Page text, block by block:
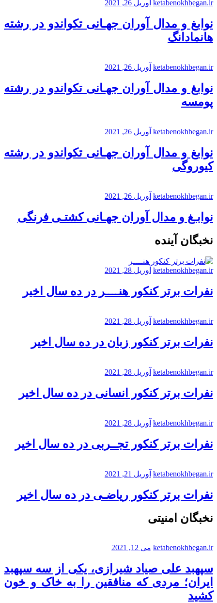
ketabenokhbegan.ir آوریل 26, 2021
نوابغ و مدال آوران جهـانی تکواندو در رشته
هانمادانگ
ketabenokhbegan.ir آوریل 26, 2021
نوابغ و مدال آوران جهـانی تکواندو در رشته
پومسه
ketabenokhbegan.ir آوریل 26, 2021
نوابغ و مدال آوران جهـانی تکواندو در رشته
کیوروگی
ketabenokhbegan.ir آوریل 26, 2021
نوابـغ و مدال آوران جهـانی کشتـی فرنگی
نخبگان آینده
ketabenokhbegan.ir آوریل 28, 2021
نفرات برتر کنکور هنــــر در ده سال اخیر
ketabenokhbegan.ir آوریل 28, 2021
نفرات برتر کنکور زبان در ده سال اخیر
ketabenokhbegan.ir آوریل 28, 2021
نفرات برتر کنکور انسانی در ده سال اخیر
ketabenokhbegan.ir آوریل 28, 2021
نفرات برتر کنکور تجــربی در ده سال اخیر
ketabenokhbegan.ir آوریل 21, 2021
نفرات برتر کنکور ریاضـی در ده سال اخیر
نخبگان امنیتی
ketabenokhbegan.ir می 12, 2021
سپهبد علی صیاد شیرازی، یکی از سه سپهبد
ایران؛ مردی که منافقین را به خاک و خون
کشید